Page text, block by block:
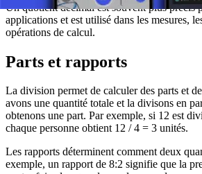
Un quotient décimal est souvent plus précis
applications et est utilisé dans les mesures,
opérations de calcul.
Parts et rapports
La division permet de calculer des parts et
avons une quantité totale et la divisons en
obtenons une part. Par exemple, si 12 est
chaque personne obtient 12 / 4 = 3 unités.
Les rapports déterminent comment deux
exemple, un rapport de 8:2 signifie que la